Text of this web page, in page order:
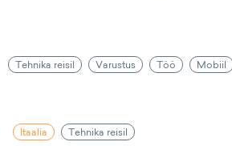
Tehnika reisil Varustus Töö Mobiil
Itaalia Tehnika reisil